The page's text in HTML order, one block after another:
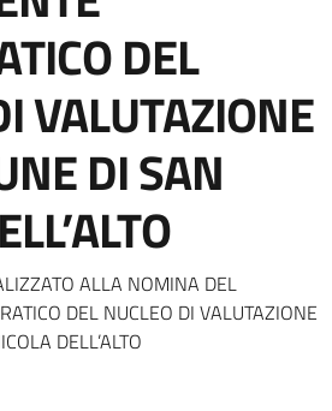
DEL
VALUTAZIONE
DI SAN
notizia
ALLA NOMINA DEL
DEL NUCLEO DI VALUTAZIONE
DELL’ALTO